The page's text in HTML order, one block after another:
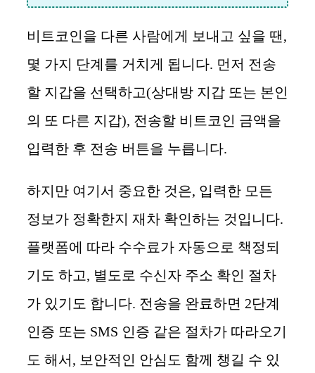
비트코인을 다른 사람에게 보내고 싶을 땐,
몇 가지 단계를 거치게 됩니다. 먼저 전송
할 지갑을 선택하고(상대방 지갑 또는 본인
의 또 다른 지갑), 전송할 비트코인 금액을
입력한 후 전송 버튼을 누릅니다.
하지만 여기서 중요한 것은, 입력한 모든
정보가 정확한지 재차 확인하는 것입니다.
플랫폼에 따라 수수료가 자동으로 책정되
기도 하고, 별도로 수신자 주소 확인 절차
가 있기도 합니다. 전송을 완료하면 2단계
인증 또는 SMS 인증 같은 절차가 따라오기
도 해서, 보안적인 안심도 함께 챙길 수 있